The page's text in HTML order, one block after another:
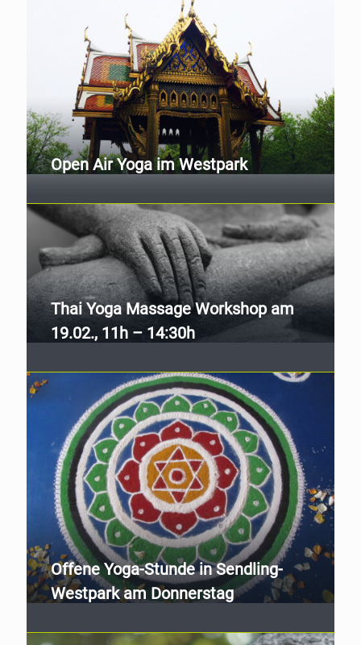
Open Air Yoga im Westpark
Thai Yoga Massage Workshop am
19.02., 11h – 14:30h
Offene Yoga-Stunde in Sendling-
Westpark am Donnerstag